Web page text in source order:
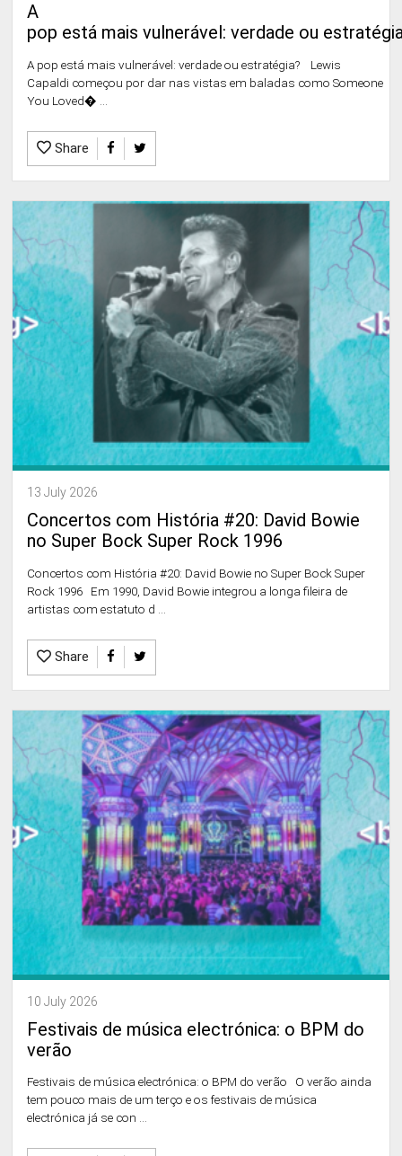
A
pop está mais vulnerável: verdade ou
A pop está mais vulnerável: verdade ou estratégia? Lewis
Capaldi começou por dar nas vistas em baladas como Someone
You Loved� ...
Share
13 July 2026
Concertos com História #20: David Bowie
no Super Bock Super Rock 1996
Concertos com História #20: David Bowie no Super Bock Super
Rock 1996 Em 1990, David Bowie integrou a longa fileira de
artistas com estatuto d ...
Share
10 July 2026
Festivais de música electrónica: o BPM do
verão
Festivais de música electrónica: o BPM do verão O verão ainda
tem pouco mais de um terço e os festivais de música
electrónica já se con ...